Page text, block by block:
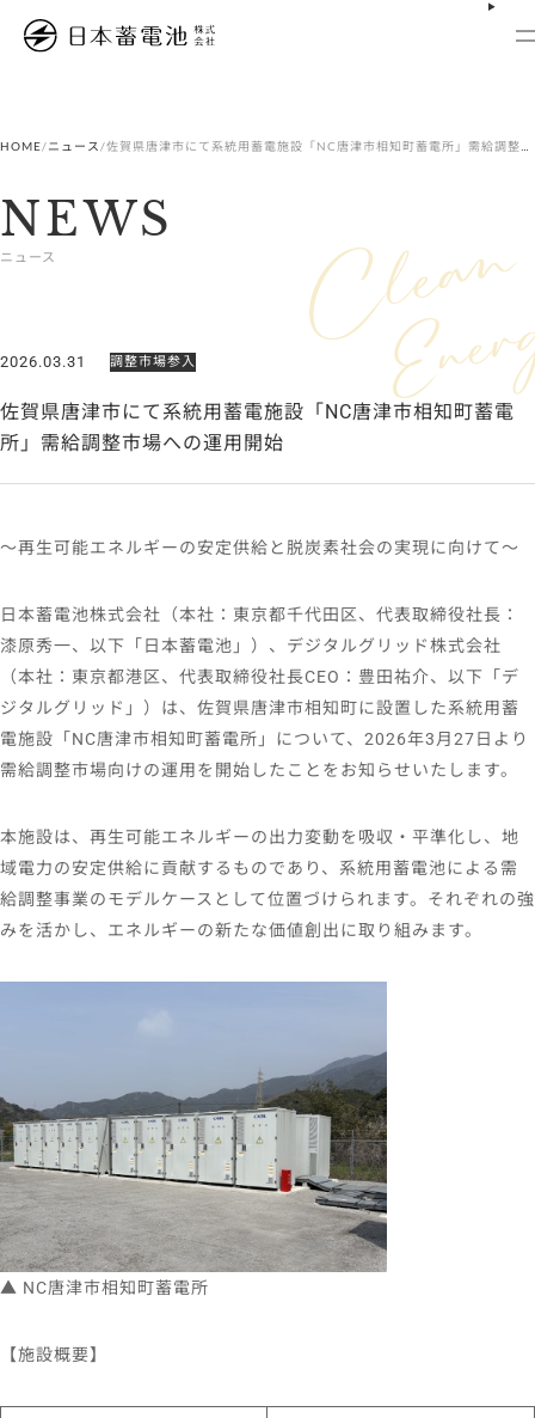
HOME/ニュース /佐賀県唐津市にて系統用蓄電施設「NC唐津市相知町蓄電所」需給調整市場への運用開始
NEWS
ニュース
2026.03.31 調整市場参入
佐賀県唐津市にて系統用蓄電施設「NC唐津市相知町蓄電
所」需給調整市場への運用開始
〜再生可能エネルギーの安定供給と脱炭素社会の実現に向けて〜
日本蓄電池株式会社（本社：東京都千代田区、代表取締役社長：
漆原秀一、以下「日本蓄電池」）、デジタルグリッド株式会社
（本社：東京都港区、代表取締役社長CEO：豊田祐介、以下「デ
ジタルグリッド」）は、佐賀県唐津市相知町に設置した系統用蓄
電施設「NC唐津市相知町蓄電所」について、2026年3月27日より
需給調整市場向けの運用を開始したことをお知らせいたします。
本施設は、再生可能エネルギーの出力変動を吸収・平準化し、地
域電力の安定供給に貢献するものであり、系統用蓄電池による需
給調整事業のモデルケースとして位置づけられます。それぞれの強
みを活かし、エネルギーの新たな価値創出に取り組みます。
▲ NC唐津市相知町蓄電所
【施設概要】